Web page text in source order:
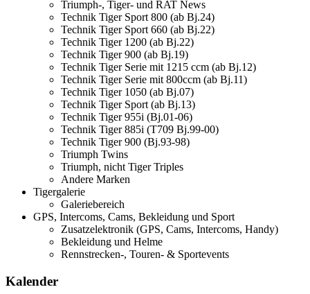
Triumph-, Tiger- und RAT News
Technik Tiger Sport 800 (ab Bj.24)
Technik Tiger Sport 660 (ab Bj.22)
Technik Tiger 1200 (ab Bj.22)
Technik Tiger 900 (ab Bj.19)
Technik Tiger Serie mit 1215 ccm (ab Bj.12)
Technik Tiger Serie mit 800ccm (ab Bj.11)
Technik Tiger 1050 (ab Bj.07)
Technik Tiger Sport (ab Bj.13)
Technik Tiger 955i (Bj.01-06)
Technik Tiger 885i (T709 Bj.99-00)
Technik Tiger 900 (Bj.93-98)
Triumph Twins
Triumph, nicht Tiger Triples
Andere Marken
Tigergalerie
Galeriebereich
GPS, Intercoms, Cams, Bekleidung und Sport
Zusatzelektronik (GPS, Cams, Intercoms, Handy)
Bekleidung und Helme
Rennstrecken-, Touren- & Sportevents
Kalender